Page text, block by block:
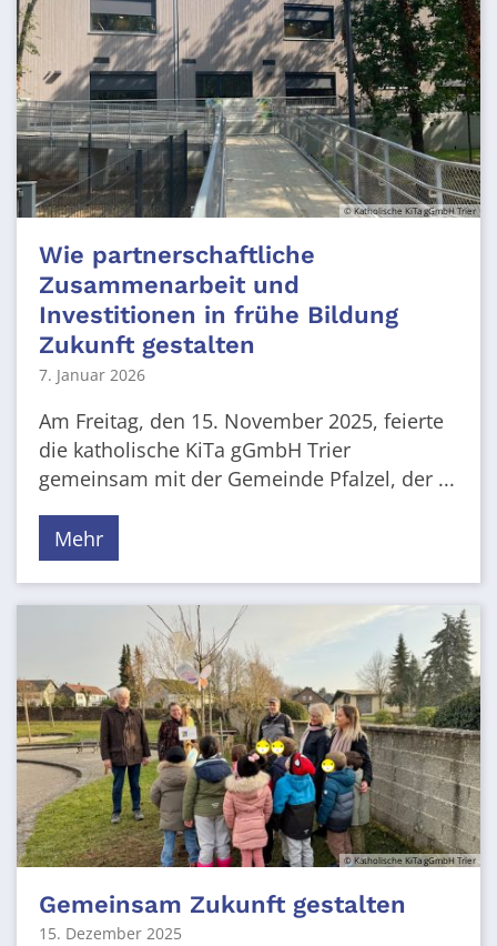
© Katholische KiTa gGmbH Trier
Wie partnerschaftliche
Zusammenarbeit und
Investitionen in frühe Bildung
Zukunft gestalten
7. Januar 2026
Am Freitag, den 15. November 2025, feierte
die katholische KiTa gGmbH Trier
gemeinsam mit der Gemeinde Pfalzel, der ...
Mehr
© Katholische KiTa gGmbH Trier
Gemeinsam Zukunft gestalten
15. Dezember 2025